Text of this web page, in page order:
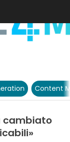
Content
cambiato